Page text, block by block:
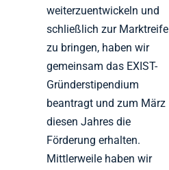
weiterzuentwickeln und
schließlich zur Marktreife
zu bringen, haben wir
gemeinsam das EXIST-
Gründerstipendium
beantragt und zum März
diesen Jahres die
Förderung erhalten.
Mittlerweile haben wir